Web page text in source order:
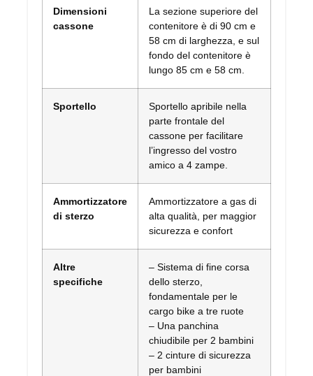
Dimensioni
cassone
La sezione superiore del
contenitore è di 90 cm e
58 cm di larghezza, e sul
fondo del contenitore è
lungo 85 cm e 58 cm.
Sportello
Sportello apribile nella
parte frontale del
cassone per facilitare
l’ingresso del vostro
amico a 4 zampe.
Ammortizzatore
di sterzo
Ammortizzatore a gas di
alta qualità, per maggior
sicurezza e confort
Altre
specifiche
– Sistema di fine corsa
dello sterzo,
fondamentale per le
cargo bike a tre ruote
– Una panchina
chiudibile per 2 bambini
– 2 cinture di sicurezza
per bambini